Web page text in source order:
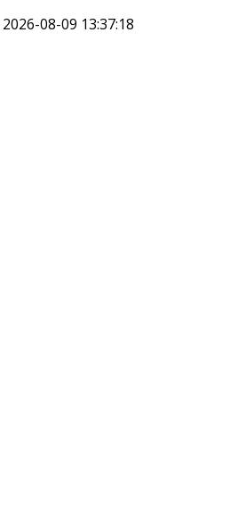
2026-08-09 13:37:18